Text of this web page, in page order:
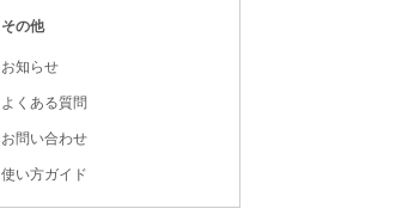
ユーザーナビゲーション
その他
お知らせ
よくある質問
お問い合わせ
使い方ガイド